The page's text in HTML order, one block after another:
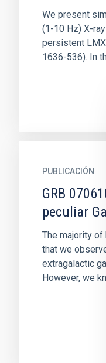
We present
(1-10 Hz) X-
persistent
1636-536). In
PUBLICACIÓN
GRB
peculiar
The majority
that we
extragalactic
However, we